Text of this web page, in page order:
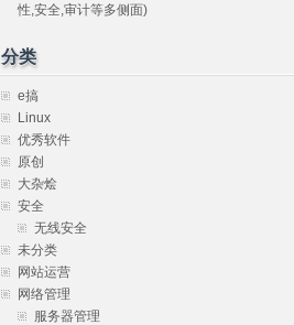
性,安全,审计等多侧面)
分类
e搞
Linux
优秀软件
原创
大杂烩
安全
无线安全
未分类
网站运营
网络管理
服务器管理